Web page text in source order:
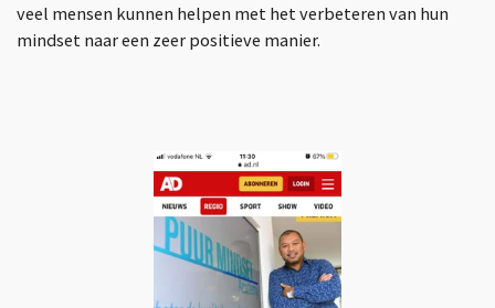
veel mensen kunnen helpen met het verbeteren van hun
mindset naar een zeer positieve manier.